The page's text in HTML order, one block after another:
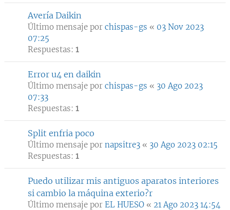
Avería Daikin
Último mensaje por chispas-gs « 03 Nov 2023
07:25
Respuestas: 1
Error u4 en daikin
Último mensaje por chispas-gs « 30 Ago 2023
07:33
Respuestas: 1
Split enfria poco
Último mensaje por napsitre3 « 30 Ago 2023 02:15
Respuestas: 1
Puedo utilizar mis antiguos aparatos interiores
si cambio la máquina exterio?r
Último mensaje por EL HUESO « 21 Ago 2023 14:54